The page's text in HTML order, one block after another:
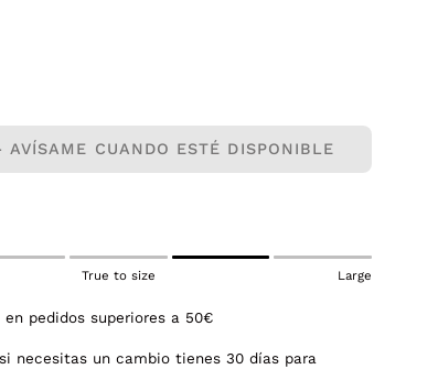
AVÍSAME CUANDO ESTÉ DISPONIBLE
True to size Large
pedidos superiores a 50€
necesitas un cambio tienes 30 días para